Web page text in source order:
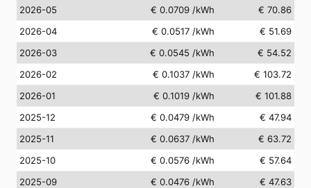
2026-05
€ 0.0709 /kWh
€ 70.86
2026-04
€ 0.0517 /kWh
€ 51.69
2026-03
€ 0.0545 /kWh
€ 54.52
2026-02
€ 0.1037 /kWh
€ 103.72
2026-01
€ 0.1019 /kWh
€ 101.88
2025-12
€ 0.0479 /kWh
€ 47.94
2025-11
€ 0.0637 /kWh
€ 63.72
2025-10
€ 0.0576 /kWh
€ 57.64
2025-09
€ 0.0476 /kWh € 47.63